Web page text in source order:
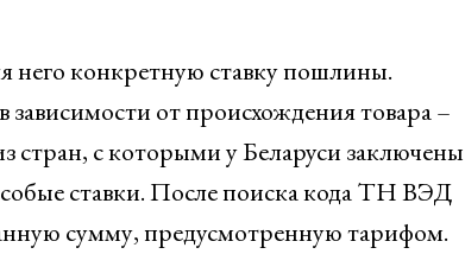
него конкретную ставку пошлины.
зависимости от происхождения товара –
с которыми у Беларуси заключены
ставки. После поиска кода ТН ВЭД
сумму, предусмотренную тарифом.